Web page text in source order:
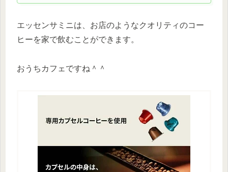
エッセンサミニは、お店のようなクオリティのコー
ヒーを家で飲むことができます。
おうちカフェですね＾＾